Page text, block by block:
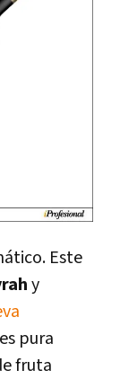
Este
y
pura
fruta